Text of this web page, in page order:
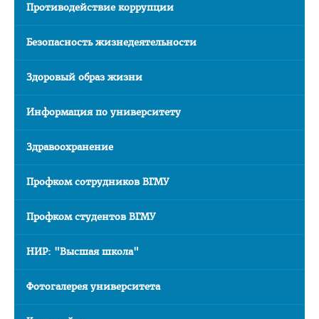
Вступительная кампания
Приказ о зачислении победителей
Положение об олимпиадах
Квоты для зачисления
Приказ о результатах
университетских олимпиад
Архив проходных баллов
Заочная форма обучения
Противодействие коррупции
Безопасность жизнедеятельности
Здоровый образ жизни
Информация по университету
Здравоохранение
Профком сотрудников ВГМУ
Профком студентов ВГМУ
НИР: "Высшая школа"
Фотогалерея университета